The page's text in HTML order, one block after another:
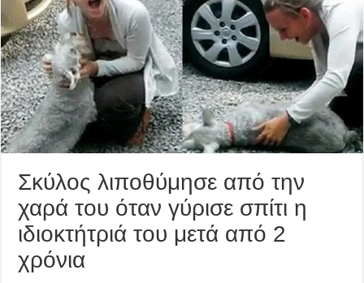
Σκύλος λιποθύμησε από την
χαρά του όταν γύρισε σπίτι η
ιδιοκτήτριά του μετά από 2
χρόνια